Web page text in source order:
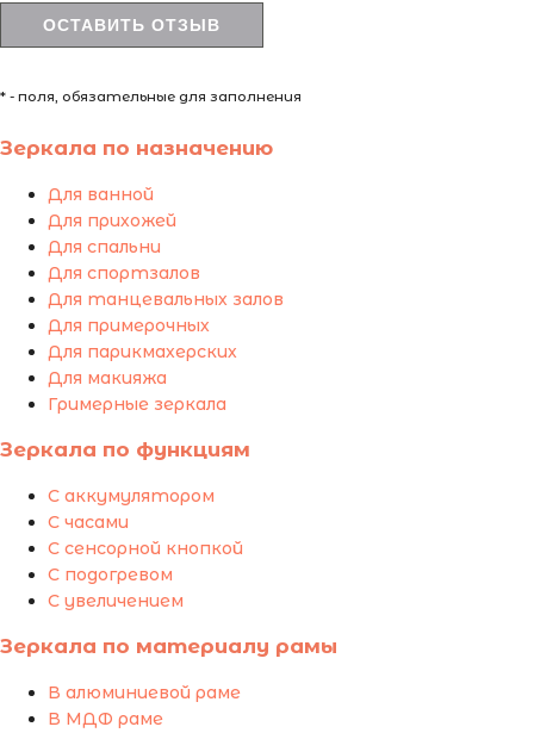
* - поля, обязательные для заполнения
Зеркала по назначению
Для ванной
Для прихожей
Для спальни
Для спортзалов
Для танцевальных залов
Для примерочных
Для парикмахерских
Для макияжа
Гримерные зеркала
Зеркала по функциям
С аккумулятором
С часами
С сенсорной кнопкой
С подогревом
С увеличением
Зеркала по материалу рамы
В алюминиевой раме
В МДФ раме